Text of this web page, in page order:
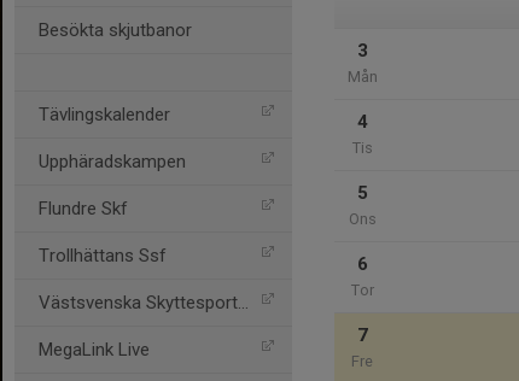
Besökta skjutbanor
Tävlingskalender
Upphäradskampen
Flundre Skf
Trollhättans Ssf
Västsvenska Skyttesportfö
MegaLink Live
3
Mån
4
Tis
5
Ons
6
Tor
7
Fre